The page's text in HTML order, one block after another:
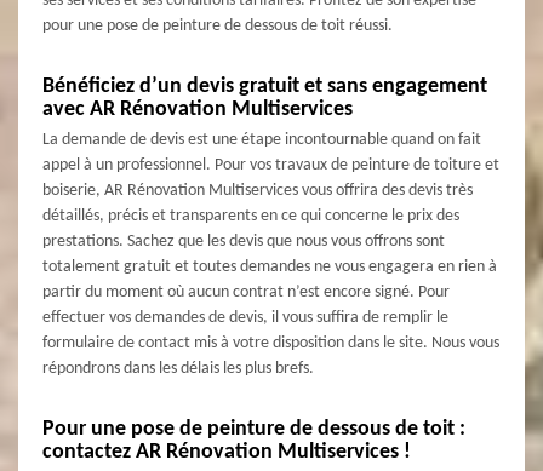
pour une pose de peinture de dessous de toit réussi.
Bénéficiez d’un devis gratuit et sans engagement
avec AR Rénovation Multiservices
La demande de devis est une étape incontournable quand on fait
appel à un professionnel. Pour vos travaux de peinture de toiture et
boiserie, AR Rénovation Multiservices vous offrira des devis très
détaillés, précis et transparents en ce qui concerne le prix des
prestations. Sachez que les devis que nous vous offrons sont
totalement gratuit et toutes demandes ne vous engagera en rien à
partir du moment où aucun contrat n’est encore signé. Pour
effectuer vos demandes de devis, il vous suffira de remplir le
formulaire de contact mis à votre disposition dans le site. Nous vous
répondrons dans les délais les plus brefs.
Pour une pose de peinture de dessous de toit :
contactez AR Rénovation Multiservices !